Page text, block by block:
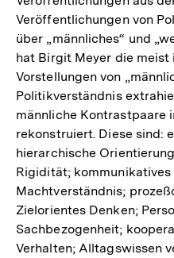
Veröffentlichungen von
über „männliches“ und
hat Birgit Meyer die
Vorstellungen von
Politikverständnis
männliche Kontrastpaare
rekonstruiert. Diese sind:
hierarchische
Rigidität;
Machtverständnis;
Zielorientes Denken;
Sachbezogenheit;
Verhalten; Alltagswissen